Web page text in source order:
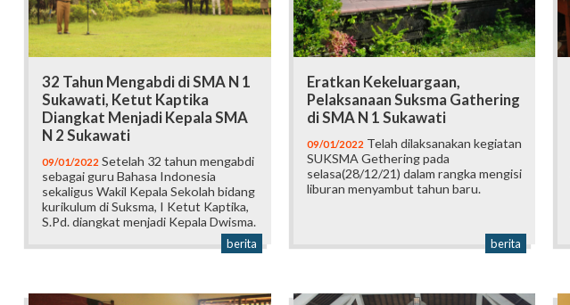
32 Tahun Mengabdi di SMA N 1
Sukawati, Ketut Kaptika
Diangkat Menjadi Kepala SMA
N 2 Sukawati
09/01/2022 Setelah 32 tahun mengabdi
sebagai guru Bahasa Indonesia
sekaligus Wakil Kepala Sekolah bidang
kurikulum di Suksma, I Ketut Kaptika,
S.Pd. diangkat menjadi Kepala Dwisma.
berita
Eratkan Kekeluargaan,
Pelaksanaan Suksma Gathering
di SMA N 1 Sukawati
09/01/2022 Telah dilaksanakan kegiatan
SUKSMA Gethering pada
selasa(28/12/21) dalam rangka mengisi
liburan menyambut tahun baru.
berita